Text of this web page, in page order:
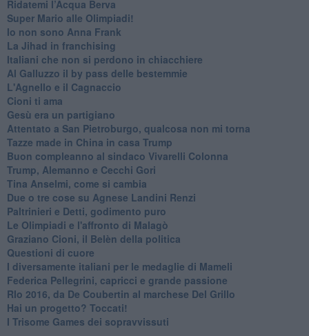
​Ridatemi l’Acqua Berva
Super Mario alle Olimpiadi!
Io non sono Anna Frank
​La Jihad in franchising
Italiani che non si perdono in chiacchiere
Al Galluzzo il by pass delle bestemmie
L'Agnello e il Cagnaccio
Cioni ti ama
​Gesù era un partigiano
Attentato a San Pietroburgo, qualcosa non mi torna
Tazze made in China in casa Trump
Buon compleanno al sindaco Vivarelli Colonna
Trump, Alemanno e Cecchi Gori
Tina Anselmi, come si cambia
Due o tre cose su Agnese Landini Renzi
Paltrinieri e Detti, godimento puro
Le Olimpiadi e l'affronto di Malagò
Graziano Cioni, il Belèn della politica
Questioni di cuore
I diversamente italiani per le medaglie di Mameli
Federica Pellegrini, capricci e grande passione
RIo 2016, da De Coubertin al marchese Del Grillo
​Hai un progetto? Toccati!
​I Trisome Games dei sopravvissuti